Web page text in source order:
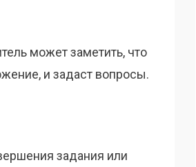
может заметить, что
и задаст вопросы.
задания или